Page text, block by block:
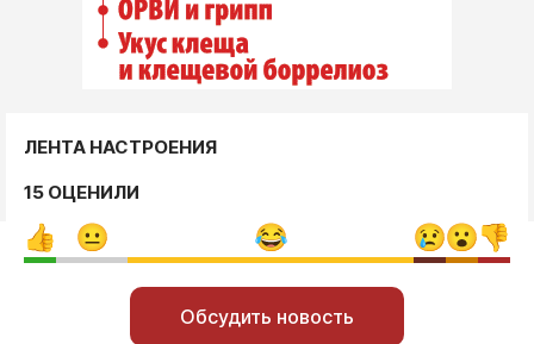
ЛЕНТА НАСТРОЕНИЯ
15 ОЦЕНИЛИ
Обсудить новость